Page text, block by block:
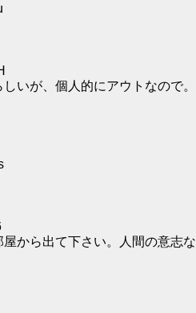
いが、個人的にアウトなので。
から出て下さい。人間の意志な